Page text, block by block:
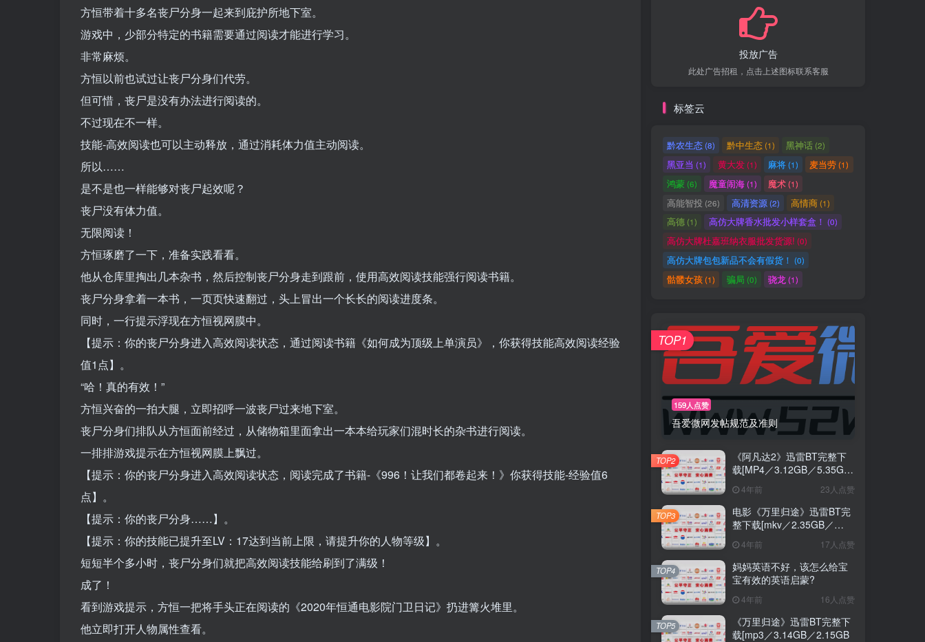
方恒带着十多名丧尸分身一起来到庇护所地下室。
游戏中，少部分特定的书籍需要通过阅读才能进行学习。
非常麻烦。
方恒以前也试过让丧尸分身们代劳。
但可惜，丧尸是没有办法进行阅读的。
不过现在不一样。
技能-高效阅读也可以主动释放，通过消耗体力值主动阅读。
所以……
是不是也一样能够对丧尸起效呢？
丧尸没有体力值。
无限阅读！
方恒琢磨了一下，准备实践看看。
他从仓库里掏出几本杂书，然后控制丧尸分身走到跟前，使用高效阅读技能强行阅读书籍。
丧尸分身拿着一本书，一页页快速翻过，头上冒出一个长长的阅读进度条。
同时，一行提示浮现在方恒视网膜中。
【提示：你的丧尸分身进入高效阅读状态，通过阅读书籍《如何成为顶级上单演员》，你获得技能高效阅读经验
值1点】。
“哈！真的有效！”
方恒兴奋的一拍大腿，立即招呼一波丧尸过来地下室。
丧尸分身们排队从方恒面前经过，从储物箱里面拿出一本本给玩家们混时长的杂书进行阅读。
一排排游戏提示在方恒视网膜上飘过。
【提示：你的丧尸分身进入高效阅读状态，阅读完成了书籍-《996！让我们都卷起来！》你获得技能-经验值6
点】。
【提示：你的丧尸分身……】。
【提示：你的技能已提升至LV：17达到当前上限，请提升你的人物等级】。
短短半个多小时，丧尸分身们就把高效阅读技能给刷到了满级！
成了！
看到游戏提示，方恒一把将手头正在阅读的《2020年恒通电影院门卫日记》扔进篝火堆里。
他立即打开人物属性查看。
投放广告
此处广告招租，点击上述图标联系客服
标签云
黔农生态(8) 黔中生态(1) 黑神话(2)
黑亚当 (1) 黄大发(1) 麻将(1) 麦当劳(1)
鸿蒙(6) 魔童闹海(1) 魔术(1)
高能智投 (26) 高清资源(2) 高情商(1)
高德 (1) 高仿大牌香水批发小样套盒！ (0)
高仿大牌杜嘉班纳衣服批发货源! (0)
高仿大牌包包新品不会有假货！ (0)
骷髅女孩(1) 骗局 (0) 骁龙(1)
159人点赞
吾爱微网发帖规范及准则
TOP1
《阿凡达2》迅雷BT完整下
载[MP4／3.12GB／5.35GB]
4年前 23人点赞
TOP2
电影《万里归途》迅雷BT完
整下载[mkv／2.35GB／
4年前 17人点赞
TOP3
妈妈英语不好，该怎么给宝
宝有效的英语启蒙?
4年前 16人点赞
TOP4
《万里归途》迅雷BT完整下
载[mp3／3.14GB／2.15GB
TOP5